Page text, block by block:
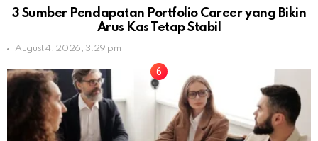
3 Sumber Pendapatan Portfolio Career yang Bikin
Arus Kas Tetap Stabil
August 4, 2026, 3:29 pm